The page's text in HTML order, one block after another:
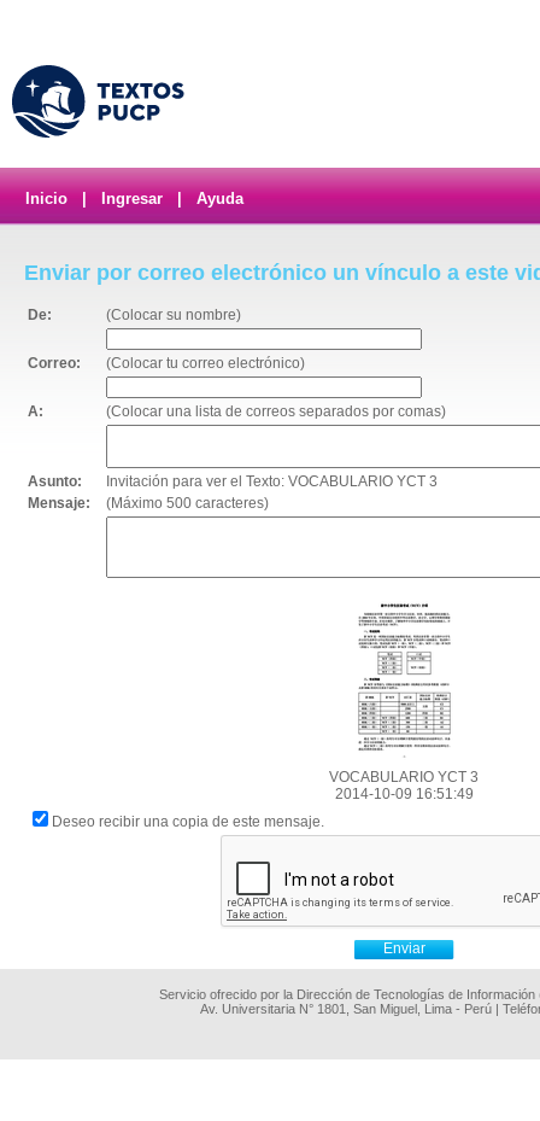
Inicio Ingresar Ayuda
Enviar por correo electrónico un vínculo a este
De: (Colocar su nombre)
Correo: (Colocar tu correo electrónico)
A: (Colocar una lista de correos separados por comas)
Asunto:
Invitación para ver el Texto: VOCABULARIO YCT 3
Mensaje:
(Máximo 500 caracteres)
VOCABULARIO YCT 3
2014-10-09 16:51:49
Deseo recibir una copia de este mensaje.
Servicio ofrecido por la Dirección de Tecnologías de
Av. Universitaria N° 1801, San Miguel, Lima - Perú |